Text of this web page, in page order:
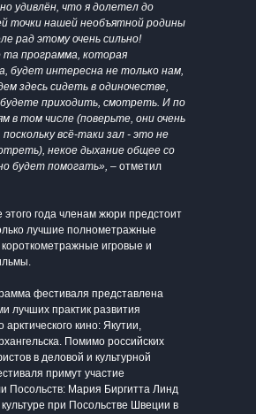
удивлён, что я долетел до
точки нашей необъятной родины
рад этому очень сильно!
программа, которая
будет интересна не только нам,
здесь сидеть в одиночестве,
приходить, смотреть. И по
в том числе (поверьте, они очень
всё-таки зал - это не
некое дыхание общее со
будет помогать», – отметил
этого года членам жюри предстоит
лучшие полнометражные
игровые и
фестиваля представлена
лучших практик развития
арктического кино: Якутии,
Помимо российских
в деловой и культурной
примут участие
Посольств: Мария Биргитта Линд
при Посольстве Швеции в